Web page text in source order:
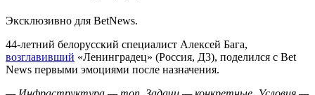
Эксклюзивно для BetNews.
44-летний белорусский специалист Алексей Бага,
возглавивший «Ленинградец» (Россия, Д3), поделился с Bet
News первыми эмоциями после назначения.